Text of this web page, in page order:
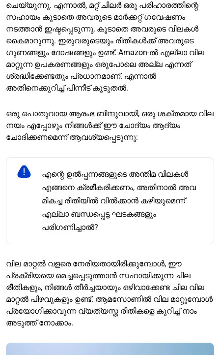
ചെയ്യുന്നു. എന്നാൽ, മറ്റ് ചിലർ ഒരു പരിഹാരത്തിന്റെ
സഹായം കൂടാതെ അവരുടെ മാർക്കറ്റ് ഗവേഷണം
നടത്താൻ ഇഷ്ടപ്പെടുന്നു, കൂടാതെ അവരുടെ വിലകൾ
കൈമാറുന്നു. ഇരുവരുടെയും രീതികൾക്ക് അവരുടെ
ഗുണങ്ങളും ദോഷങ്ങളും ഉണ്ട്. Amazon-ൽ എല്ലാ വില
മാറ്റുന്ന ഉപകരണങ്ങളും ഒരുപോലെ അല്ല എന്നത്
ശ്രദ്ധിക്കേണ്ടതും പ്രധാനമാണ്. എന്നാൽ
അതിനെക്കുറിച്ച് പിന്നീട് കൂടുതൽ.
ഒരു പൊതുവായ ആരംഭ ബിന്ദുവായി, ഒരു ശക്തമായ വില
നയം എപ്പോഴും നിങ്ങൾക്ക് ഈ ചോദ്യം ആദ്യം
ചോദിക്കണമെന്ന് ആവശ്യപ്പെടുന്നു:
എന്റെ ഉൽപ്പന്നങ്ങളുടെ അന്തിമ വിലകൾ
എങ്ങനെ ക്രമീകരിക്കണം, അതിനാൽ അവ
മികച്ച രീതിയിൽ വിൽക്കാൻ കഴിയുമെന്ന്
എല്ലാ ബന്ധപ്പെട്ട ഘടകങ്ങളും
പരിഗണിച്ചാൽ?
വില മാറ്റൽ വളരെ നേരിയതായിരിക്കുമ്പോൾ, ഈ
പ്രക്രിയയെ മെച്ചപ്പെടുത്താൻ സഹായിക്കുന്ന ചില
രീതികളും, നിങ്ങൾ തീർച്ചയായും ഒഴിവാക്കേണ്ട ചില വില
മാറ്റൽ പിഴവുകളും ഉണ്ട്. ആമസോണിൽ വില മാറ്റുമ്പോൾ
പ്രയോഗിക്കാവുന്ന വ്യത്യസ്ത രീതികളെ കുറിച്ച് നാം
അടുത്ത് നോക്കാം.